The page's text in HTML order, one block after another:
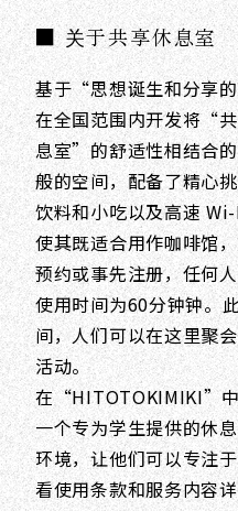
■ 关于共享休息室
基于“思想诞生和分享
在全国范围内开发将“
息室”的舒适性相结合
般的空间，配备了精心
饮料和小吃以及高速
使其既适合用作咖啡馆
预约或事先注册，任何
使用时间为60分钟钟。
间，人们可以在这里聚
活动。
在“HITOTOKIMIKI”
一个专为学生提供的休
环境，让他们可以专注
看使用条款和服务内容